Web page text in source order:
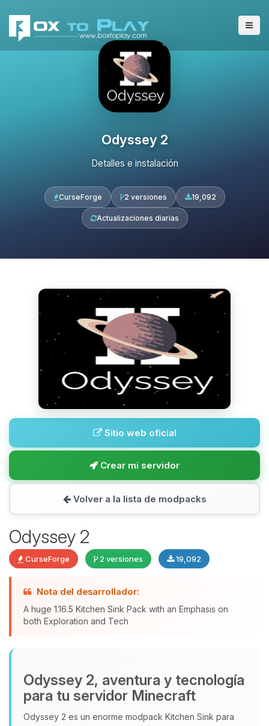
Odyssey 2
Detalles e instalación
CurseForge 2 versiones 19,092
Actualizaciones diarias
Sitio web oficial
Crear mi servidor
Volver a la lista de modpacks
Odyssey 2
CurseForge 2 versiones 19,092
Nota del desarrollador:
A huge 1.16.5 Kitchen Sink Pack with an Emphasis on
both Exploration and Tech
Odyssey 2, aventura y tecnología
para tu servidor Minecraft
Odyssey 2 es un enorme modpack Kitchen Sink para
Yupi, por fin alguien con quien
hablar! Soy Choupy, tu pequeno
07/08/2026 14:44